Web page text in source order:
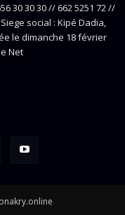
30 30 30 // 662 5251 72 //
social : Kipé Dadia,
le dimanche 18 février
Net